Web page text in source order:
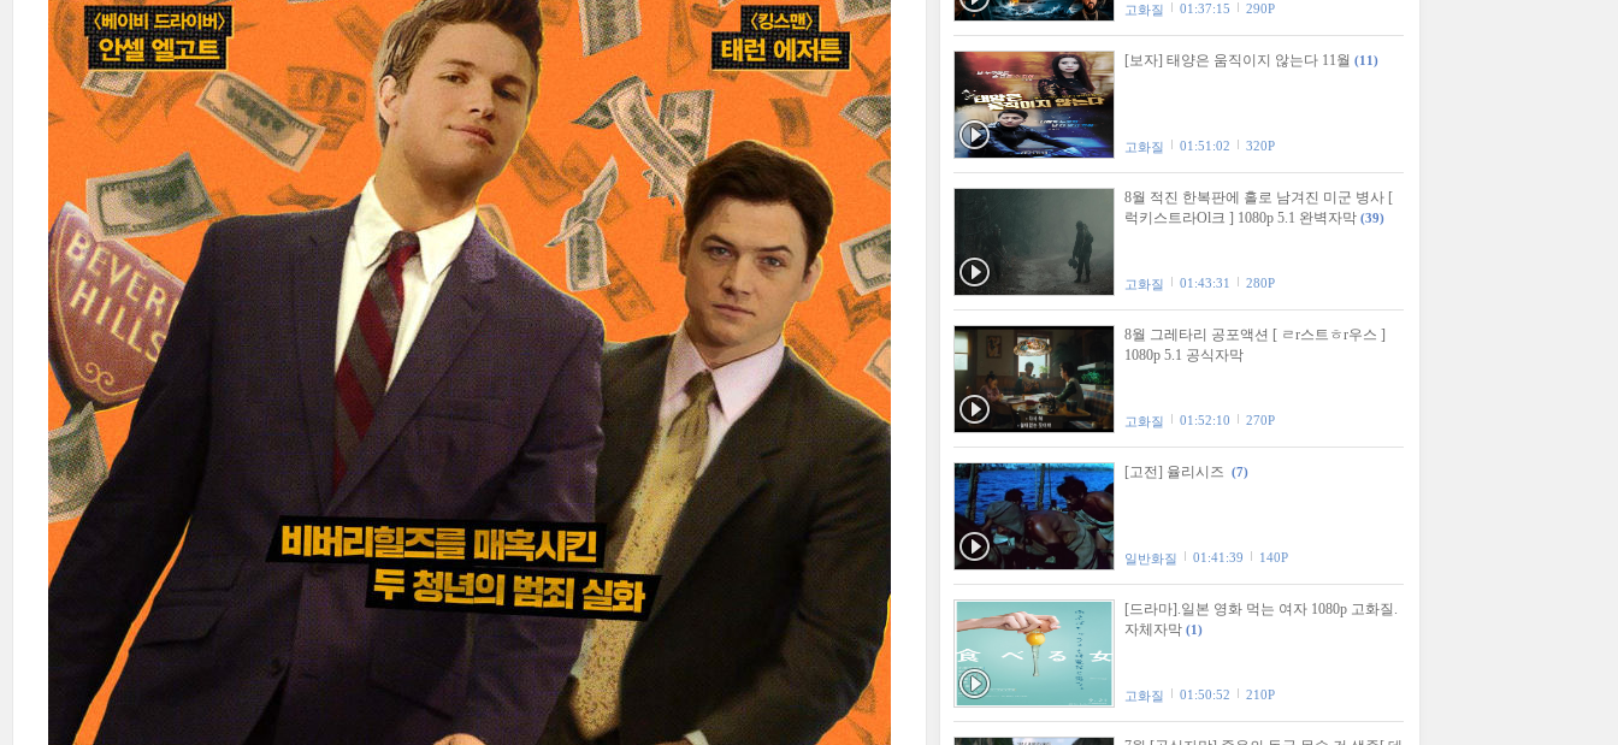
고화질 01:37:15 290P
[보자] 태양은 움직이지 않는다 11월 (11)
고화질 01:51:02 320P
8월 적진 한복판에 홀로 남겨진 미군 병사 [
럭키스트라Ol크 ] 1080p 5.1 완벽자막 (39)
고화질 01:43:31 280P
8월 그레타리 공포액션 [ ㄹr스트ㅎr우스 ]
1080p 5.1 공식자막
고화질 01:52:10 270P
[고전] 율리시즈 (7)
일반화질 01:41:39 140P
[드라마].일본 영화 먹는 여자 1080p 고화질.
자체자막 (1)
고화질 01:50:52 210P